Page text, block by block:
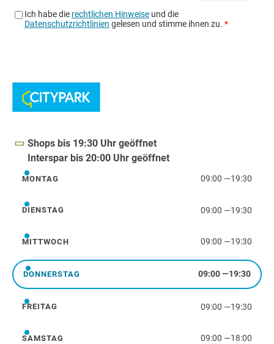
Shops bis 19:30 Uhr geöffnet
Interspar bis 20:00 Uhr geöffnet
Montag
MONTAG 09:00 —19:30
Dienstag
DIENSTAG 09:00 —19:30
Mittwoch
MITTWOCH 09:00 —19:30
Donnerstag
DONNERSTAG 09:00—19:30
Freitag
FREITAG 09:00 —19:30
SAMSTAG 09:00 —18:00